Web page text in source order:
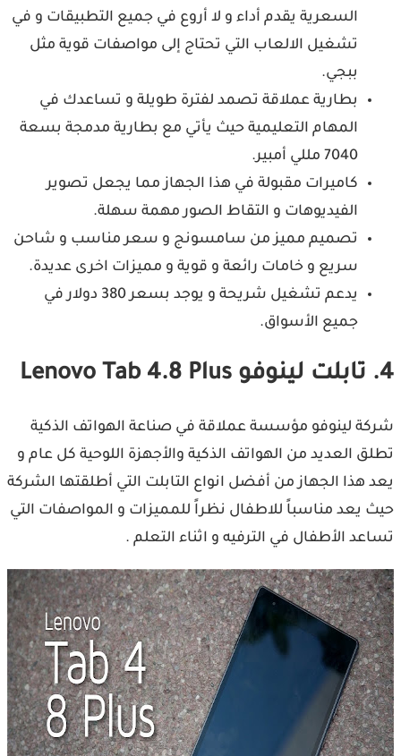
السعرية يقدم أداء و لا أروع في جميع التطبيقات و في
تشغيل الالعاب التي تحتاج إلى مواصفات قوية مثل
ببجي.
بطارية عملاقة تصمد لفترة طويلة و تساعدك في
المهام التعليمية حيث يأتي مع بطارية مدمجة بسعة
7040 مللي أمبير.
كاميرات مقبولة في هذا الجهاز مما يجعل تصوير
الفيديوهات و التقاط الصور مهمة سهلة.
تصميم مميز من سامسونج و سعر مناسب و شاحن
سريع و خامات رائعة و قوية و مميزات اخرى عديدة.
يدعم تشغيل شريحة و يوجد بسعر 380 دولار في
جميع الأسواق.
4. تابلت لينوفو Lenovo Tab 4.8 Plus
شركة لينوفو مؤسسة عملاقة في صناعة الهواتف الذكية
تطلق العديد من الهواتف الذكية والأجهزة اللوحية كل عام و
يعد هذا الجهاز من أفضل انواع التابلت التي أطلقتها الشركة
حيث يعد مناسباً للاطفال نظراً للمميزات و المواصفات التي
تساعد الأطفال في الترفيه و اثناء التعلم .